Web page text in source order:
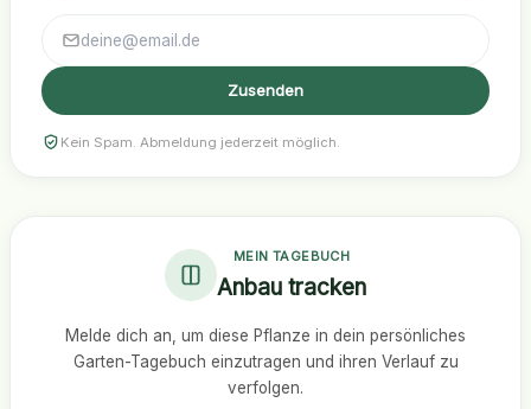
Zusenden
Kein Spam. Abmeldung jederzeit möglich.
MEIN TAGEBUCH
Anbau tracken
Melde dich an, um diese Pflanze in dein persönliches
Garten-Tagebuch einzutragen und ihren Verlauf zu
verfolgen.